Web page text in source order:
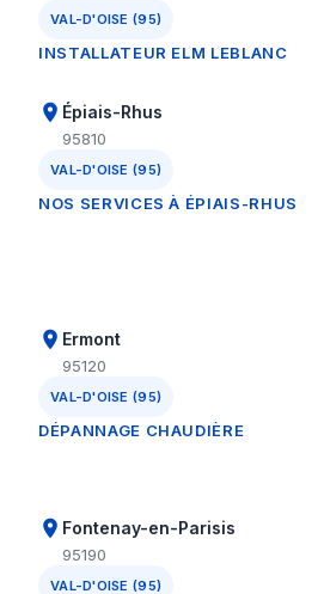
VAL-D'OISE (95)
INSTALLATEUR ELM LEBLANC
Épiais-Rhus
95810
VAL-D'OISE (95)
NOS SERVICES À ÉPIAIS-RHUS
Ermont
95120
VAL-D'OISE (95)
DÉPANNAGE CHAUDIÈRE
Fontenay-en-Parisis
95190
VAL-D'OISE (95)